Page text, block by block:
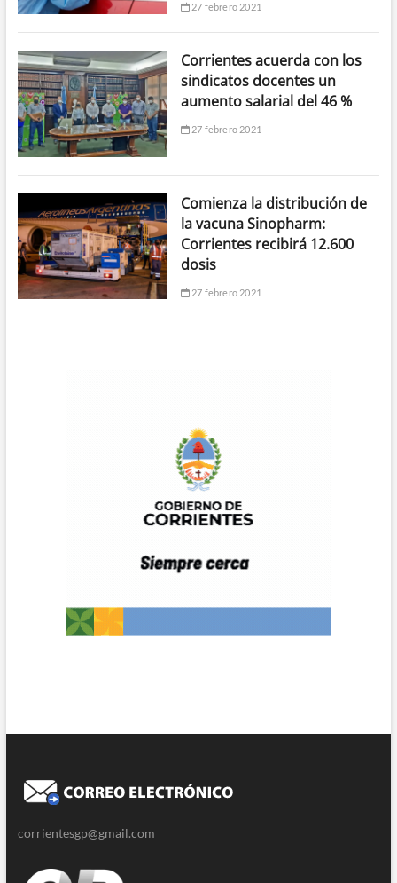
27 febrero 2021
Corrientes acuerda con los
sindicatos docentes un
aumento salarial del 46 %
27 febrero 2021
Comienza la distribución de
la vacuna Sinopharm:
Corrientes recibirá 12.600
dosis
27 febrero 2021
corrientesgp@gmail.com